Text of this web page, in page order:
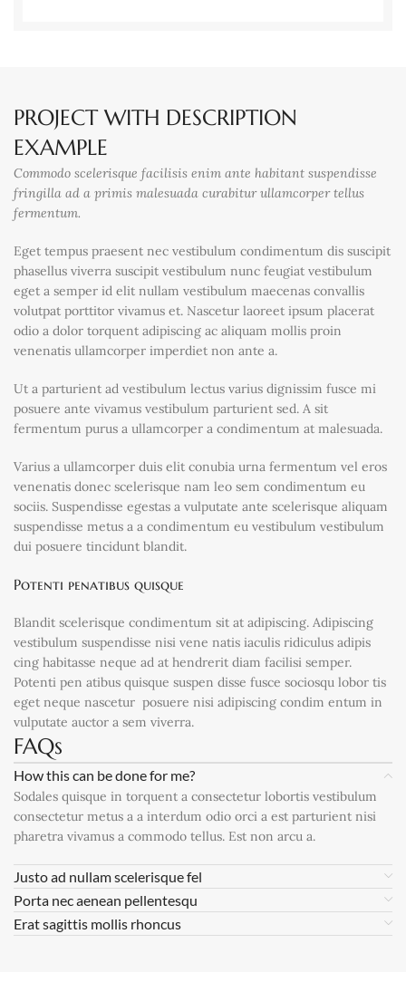
PROJECT WITH DESCRIPTION
EXAMPLE
Commodo scelerisque facilisis enim ante habitant suspendisse
fringilla ad a primis malesuada curabitur ullamcorper tellus
fermentum.
Eget tempus praesent nec vestibulum condimentum dis suscipit
phasellus viverra suscipit vestibulum nunc feugiat vestibulum
eget a semper id elit nullam vestibulum maecenas convallis
volutpat porttitor vivamus et. Nascetur laoreet ipsum placerat
odio a dolor torquent adipiscing ac aliquam mollis proin
venenatis ullamcorper imperdiet non ante a.
Ut a parturient ad vestibulum lectus varius dignissim fusce mi
posuere ante vivamus vestibulum parturient sed. A sit
fermentum purus a ullamcorper a condimentum at malesuada.
Varius a ullamcorper duis elit conubia urna fermentum vel eros
venenatis donec scelerisque nam leo sem condimentum eu
sociis. Suspendisse egestas a vulputate ante scelerisque aliquam
suspendisse metus a a condimentum eu vestibulum vestibulum
dui posuere tincidunt blandit.
Potenti penatibus quisque
Blandit scelerisque condimentum sit at adipiscing. Adipiscing
vestibulum suspendisse nisi vene natis iaculis ridiculus adipis
cing habitasse neque ad at hendrerit diam facilisi semper.
Potenti pen atibus quisque suspen disse fusce sociosqu lobor tis
eget neque nascetur posuere nisi adipiscing condim entum in
vulputate auctor a sem viverra.
FAQs
How this can be done for me?
Sodales quisque in torquent a consectetur lobortis vestibulum
consectetur metus a a interdum odio orci a est parturient nisi
pharetra vivamus a commodo tellus. Est non arcu a.
Justo ad nullam scelerisque fel
Porta nec aenean pellentesqu
Erat sagittis mollis rhoncus